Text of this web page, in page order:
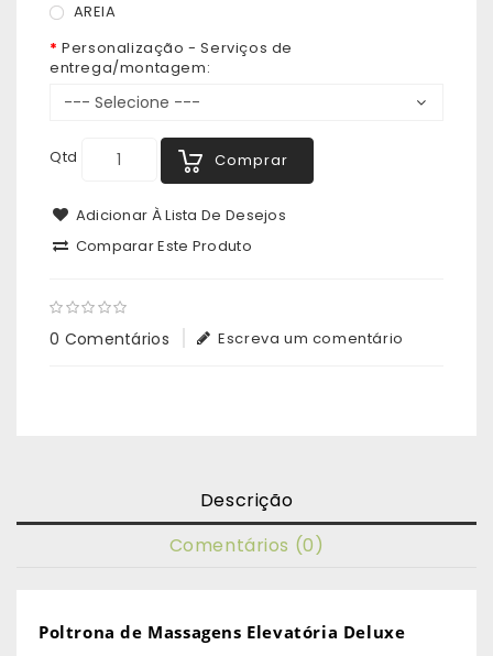
AREIA
Personalização - Serviços de
entrega/montagem:
Qtd Comprar
Adicionar À Lista De Desejos
Comparar Este Produto
0 Comentários Escreva um comentário
Descrição
Comentários (0)
Poltrona de Massagens Elevatória Deluxe